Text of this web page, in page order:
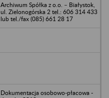
Archiwum Spółka z o.o. – Białystok,
ul. Zielonogórska 2 tel.: 606 314 433
lub tel./fax (085) 661 28 17
Dokumentacja osobowo-płacowa -